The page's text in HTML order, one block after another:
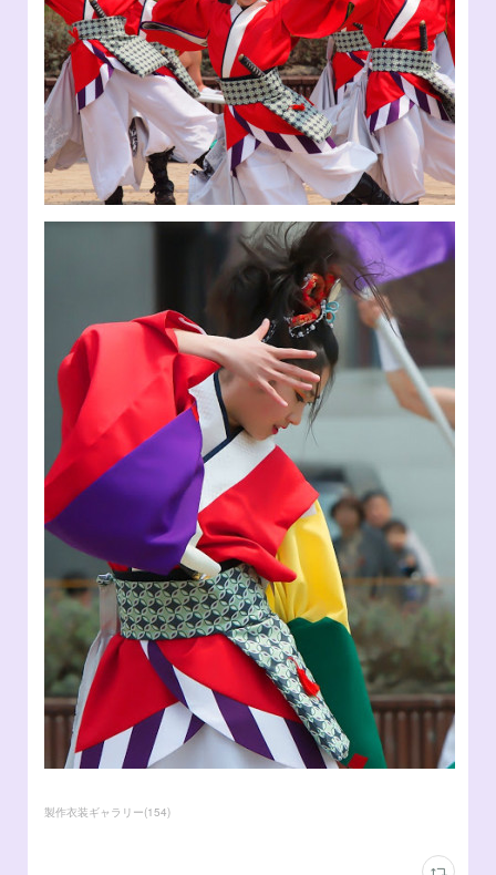
製作衣装ギャラリー(154)